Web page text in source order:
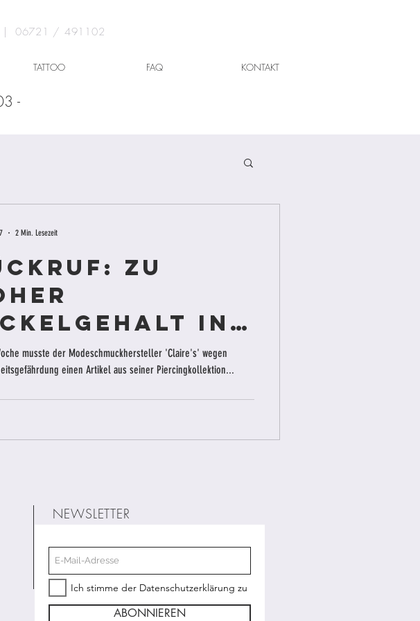
| 06721 / 491102
TATTOO FAQ KONTAKT
-
Zu
in
musste der Modeschmuckhersteller 'Claire's' wegen
einen Artikel aus seiner Piercingkollektion...
2 Min. Lesezeit
NEWSLETTER
Ich stimme der Datenschutzerklärung zu
ABONNIEREN